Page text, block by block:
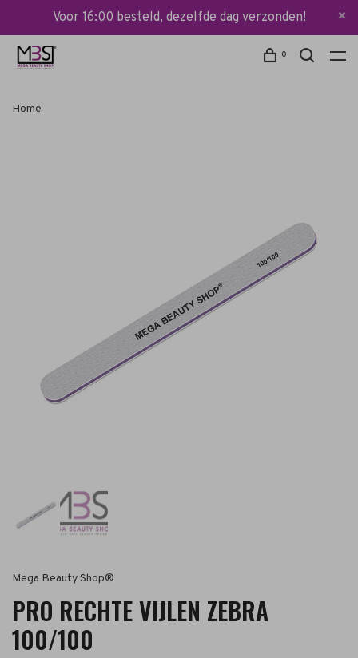
Voor 16:00 besteld, dezelfde dag verzonden!
0
Home
Mega Beauty Shop®
PRO RECHTE VIJLEN ZEBRA
100/100